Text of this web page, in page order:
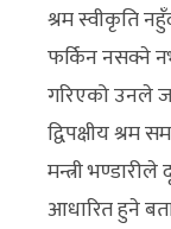
श्रम स्वीकृति
फर्किन नसक्ने
गरिएको उनले
द्विपक्षीय श्रम
मन्त्री
आधारित हुने